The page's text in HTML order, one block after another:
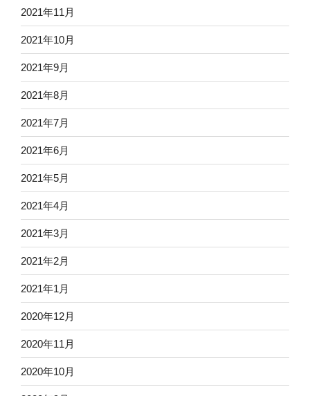
2021年11月
2021年10月
2021年9月
2021年8月
2021年7月
2021年6月
2021年5月
2021年4月
2021年3月
2021年2月
2021年1月
2020年12月
2020年11月
2020年10月